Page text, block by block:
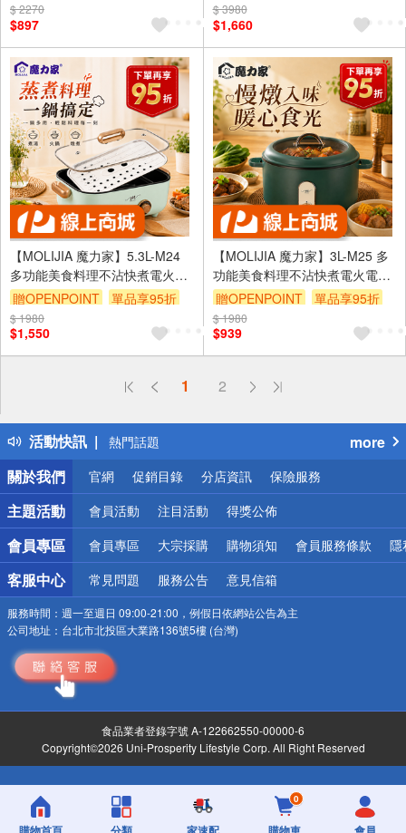
$ 2270
$897
$ 3980
$1,660
【MOLIJIA 魔力家】5.3L-M24
多功能美食料理不沾快煮電火電
湯蒸鮮鍋+不鏽鋼蒸片-馬卡龍綠
贈OPENPOINT 單品享95折
$ 1980
$1,550
【MOLIJIA 魔力家】3L-M25 多
功能美食料理不沾快煮電火電湯
鍋-石墨綠
贈OPENPOINT 單品享95折
$ 1980
$939
1 2
活動快訊
偏遠地區配送
得獎公告
熱門話題
銀行優惠
偏遠地區配送
詐騙網頁！請小心！
more
關於我們
官網 促銷目錄 分店資訊 保險服務
主題活動 會員活動 注目活動 得獎公佈
會員專區 會員專區 大宗採購 購物須知 會員服務條款 隱
客服中心 常見問題 服務公告 意見信箱
服務時間： 週一至週日 09:00-21:00，例假日依網站公告為主
公司地址： 台北市北投區大業路136號5樓 (台灣)
食品業者登錄字號 A-122662550-00000-6
Copyright©2026 Uni-Prosperity Lifestyle Corp. All Right Reserved
0